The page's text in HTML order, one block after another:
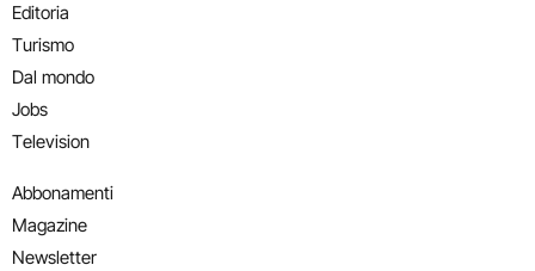
Editoria
Turismo
Dal mondo
Jobs
Television
Abbonamenti
Magazine
Newsletter